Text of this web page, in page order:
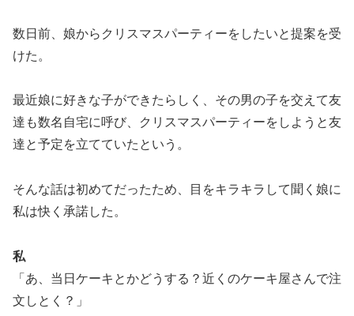
数日前、娘からクリスマスパーティーをしたいと提案を受
けた。
最近娘に好きな子ができたらしく、その男の子を交えて友
達も数名自宅に呼び、クリスマスパーティーをしようと友
達と予定を立てていたという。
そんな話は初めてだったため、目をキラキラして聞く娘に
私は快く承諾した。
私
「あ、当日ケーキとかどうする？近くのケーキ屋さんで注
文しとく？」